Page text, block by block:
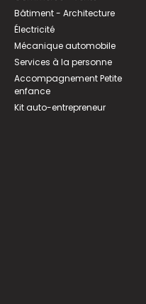
Bâtiment - Architecture
Électricité
Mécanique automobile
Services à la personne
Accompagnement Petite
enfance
Kit auto-entrepreneur